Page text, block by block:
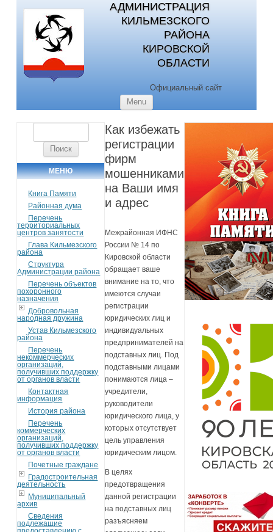
АДМИНИСТРАЦИЯ
КИЛЬМЕЗСКОГО
РАЙОНА
КИРОВСКОЙ
ОБЛАСТИ
Официальный сайт
Menu
МЕНЮ
Книга Памяти
Районная дума
Перечень
территориальных
центров занятости
Глава Кильмезского
района
Структура
Администрации района
Перечень объектов
похоронного
назначения
Добровольная
народная дружина
Устав Кильмезского
района
Перечень
некоммерческих
организаций,
получивших поддержку
от органов власти
Контактная
информация
История района
Перечень
коммерческих
организаций,
получивших поддержку
от органов власти
Почетные граждане
Градостроительная
деятельность
Муниципальный
архив
Сведения
подлежащие
Как избежать
регистрации
фирм
мошенниками
на Ваши имя
и адрес
Межрайонная ИФНС
России № 14 по
Кировской области
обращает ваше
внимание на то, что
имеются случаи
регистрации
юридических лиц и
индивидуальных
предпринимателей на
подставных лиц. Под
подставными лицами
понимаются лица –
учредители,
руководители
юридического лица, у
которых отсутствует
цель управления
юридическим лицом.
В целях
предотвращения
данной регистрации
на подставных лиц
разъясняем